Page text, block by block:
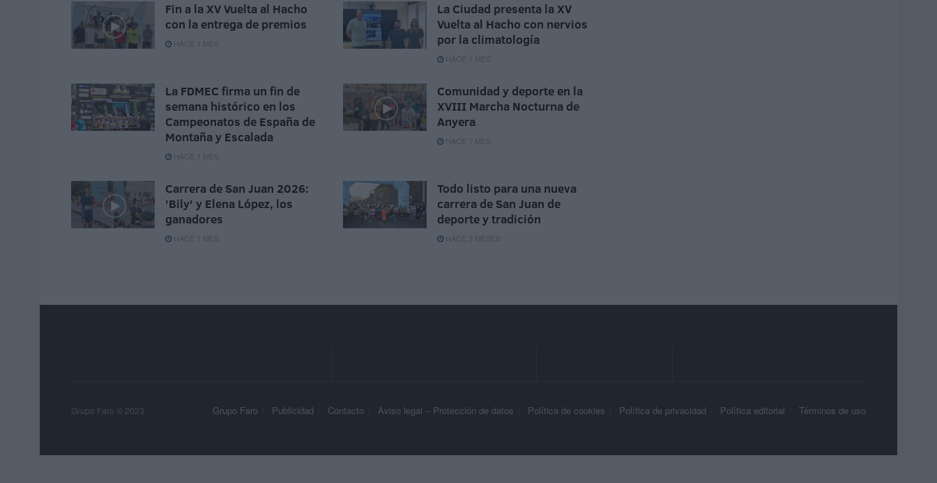
Fin a la XV Vuelta al Hacho
con la entrega de premios
HACE 1 MES
La Ciudad presenta la XV
Vuelta al Hacho con nervios
por la climatología
HACE 1 MES
La FDMEC firma un fin de
semana histórico en los
Campeonatos de España de
Montaña y Escalada
HACE 1 MES
Comunidad y deporte en la
XVIII Marcha Nocturna de
Anyera
HACE 1 MES
Carrera de San Juan 2026:
'Bily' y Elena López, los
ganadores
HACE 1 MES
Todo listo para una nueva
carrera de San Juan de
deporte y tradición
HACE 2 MESES
Grupo Faro Publicidad Contacto Aviso legal – Protección de datos Política de cookies Política de privacidad Política editorial Términos de uso
Grupo Faro © 2023